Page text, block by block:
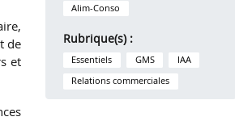
de
et
Alim-Conso
Rubrique(s) :
Essentiels GMS
IAA
Relations commerciales